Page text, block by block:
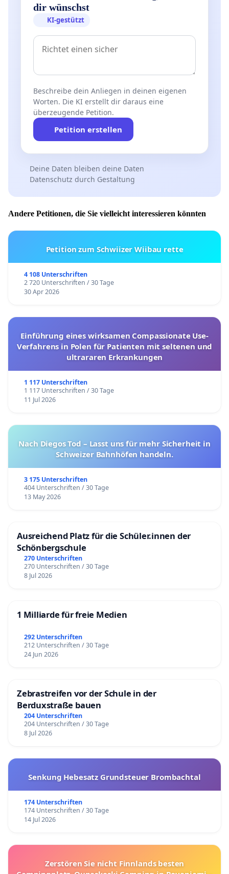
dir wünschst
KI-gestützt
Beschreibe dein Anliegen in deinen eigenen
Worten. Die KI erstellt dir daraus eine
überzeugende Petition.
Petition erstellen
Deine Daten bleiben deine Daten
Datenschutz durch Gestaltung
Andere Petitionen, die Sie vielleicht interessieren könnten
Petition zum Schwiizer Wiibau rette
4 108 Unterschriften
2 720 Unterschriften / 30 Tage
30 Apr 2026
Einführung eines wirksamen Compassionate Use-
Verfahrens in Polen für Patienten mit seltenen und
ultrararen Erkrankungen
1 117 Unterschriften
1 117 Unterschriften / 30 Tage
11 Jul 2026
Nach Diegos Tod – Lasst uns für mehr Sicherheit in
Schweizer Bahnhöfen handeln.
3 175 Unterschriften
404 Unterschriften / 30 Tage
13 May 2026
Ausreichend Platz für die Schüler.innen der
Schönbergschule
270 Unterschriften
270 Unterschriften / 30 Tage
8 Jul 2026
1 Milliarde für freie Medien
292 Unterschriften
212 Unterschriften / 30 Tage
24 Jun 2026
Zebrastreifen vor der Schule in der
Berduxstraße bauen
204 Unterschriften
204 Unterschriften / 30 Tage
8 Jul 2026
Senkung Hebesatz Grundsteuer Brombachtal
174 Unterschriften
174 Unterschriften / 30 Tage
14 Jul 2026
Zerstören Sie nicht Finnlands besten